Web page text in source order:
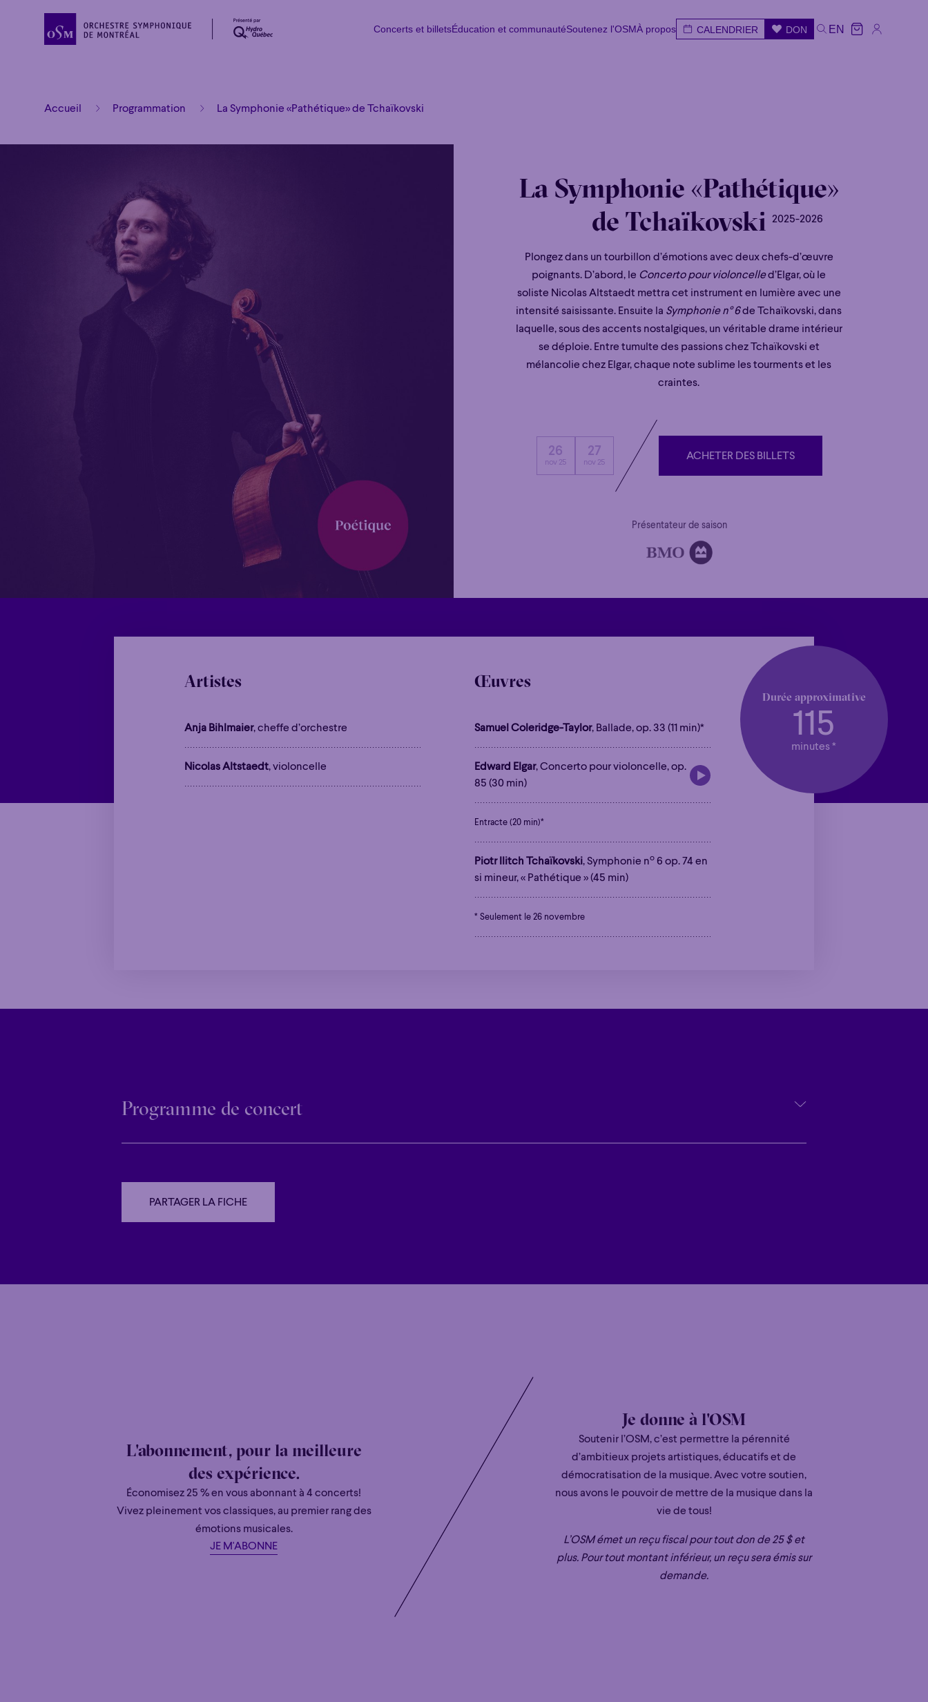
Concerts et billetsÉducation et communautéSoutenez l'OSMÀ propos
CALENDRIER
DON
EN
POP
POP
Accueil Programmation La Symphonie «Pathétique» de Tchaïkovski
La Symphonie «Pathétique»
de Tchaïkovski
2025-2026
Plongez dans un tourbillon d’émotions avec deux chefs-d’œuvre
poignants. D’abord, le Concerto pour violoncelled’Elgar, où le
soliste Nicolas Altstaedt mettra cet instrument en lumière avec une
intensité saisissante. Ensuite la Symphonie n° 6de Tchaïkovski, dans
laquelle, sous des accents nostalgiques, un véritable drame intérieur
se déploie. Entre tumulte des passions chez Tchaïkovski et
mélancolie chez Elgar, chaque note sublime les tourments et les
craintes.
26
nov 25
27
nov 25
ACHETER DES BILLETS
ACHETER DES BILLETS
Présentateur de saison
Artistes
Anja Bihlmaier, cheffe d’orchestre
Nicolas Altstaedt, violoncelle
Œuvres
Samuel Coleridge-Taylor, Ballade, op. 33 (11 min)*
Edward Elgar, Concerto pour violoncelle, op.
85 (30 min)
Entracte (20 min)*
Piotr Ilitch Tchaïkovski, Symphonie no6 op. 74 en
si mineur, « Pathétique » (45 min)
* Seulement le 26 novembre
Durée approximative
115
minutes *
Programme de concert
PARTAGER LA FICHE
PARTAGER LA FICHE
L'abonnement, pour la meilleure
des expérience.
Économisez 25 % en vous abonnant à 4 concerts!
Vivez pleinement vos classiques, au premier rang des
émotions musicales.
JE M'ABONNE
Je donne à l'OSM
Soutenir l’OSM, c’est permettre la pérennité
d’ambitieux projets artistiques, éducatifs et de
démocratisation de la musique. Avec votre soutien,
nous avons le pouvoir de mettre de la musique dans la
vie de tous!
L’OSM émet un reçu fiscal pour tout don de 25 $ et
plus. Pour tout montant inférieur, un reçu sera émis sur
demande.